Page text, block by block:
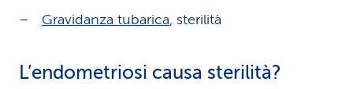
Gravidanza tubarica, sterilità
L’endometriosi causa sterilità?